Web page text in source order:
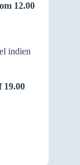
12.00
indien
19.00